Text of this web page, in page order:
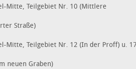
Mitte, Teilgebiet Nr. 10 (Mittlere
Straße)
Mitte, Teilgebiet Nr. 12 (In der Proff) u.
neuen Graben)